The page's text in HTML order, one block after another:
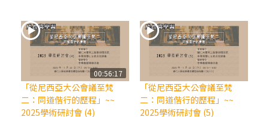
(2)黃敏正主教帶你做「四旬期避靜」—【逾
越的智慧】：七項齋戒的意義與益處
【信仰之旅】第九集：「如果你的痛苦比快
樂多」—歐義明神父 / 應芝莉老師
00:56:17
「從尼西亞大公會議至梵
二：同道偕行的歷程」~~
2025學術研討會 (4)
「從尼西亞大公會議至梵
二：同道偕行的歷程」~~
2025學術研討會 (5)